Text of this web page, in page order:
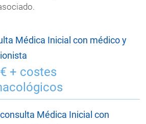
Médica Inicial con médico y
+ costes
Médica Inicial con